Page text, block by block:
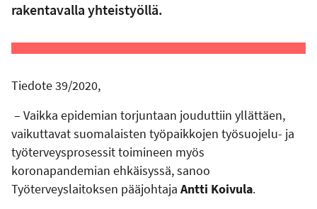
rakentavalla yhteistyöllä.
Tiedote 39/2020,
– Vaikka epidemian torjuntaan jouduttiin yllättäen,
vaikuttavat suomalaisten työpaikkojen työsuojelu- ja
työterveysprosessit toimineen myös
koronapandemian ehkäisyssä, sanoo
Työterveyslaitoksen pääjohtaja Antti Koivula.